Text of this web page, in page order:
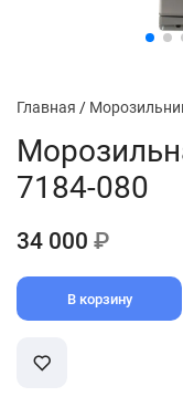
Главная /
7184-080
34 000 ₽
В корзину